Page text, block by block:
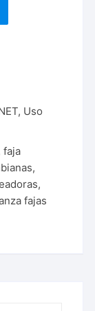
, Uso
faja
,
,
fajas